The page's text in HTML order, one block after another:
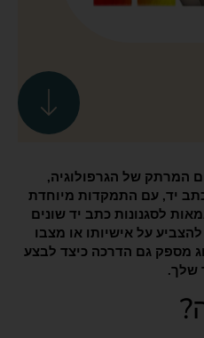
המרתק של הגרפולוגיה,
יד, עם התמקדות מיוחדת
לסגנונות כתב יד שונים
על אישיותו או מצבו
מספק גם הדרכה כיצד לבצע
שלך.